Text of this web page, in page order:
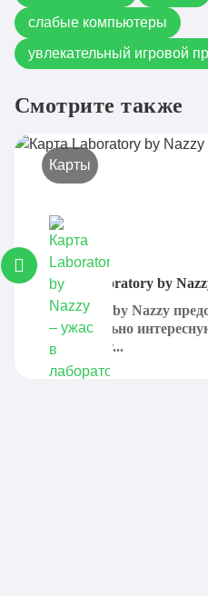
слабые компьютеры
увлекательный игровой
Смотрите также
Карты
Карта Laboratory by
Laboratory by Nazzy
действительно
отправляет...